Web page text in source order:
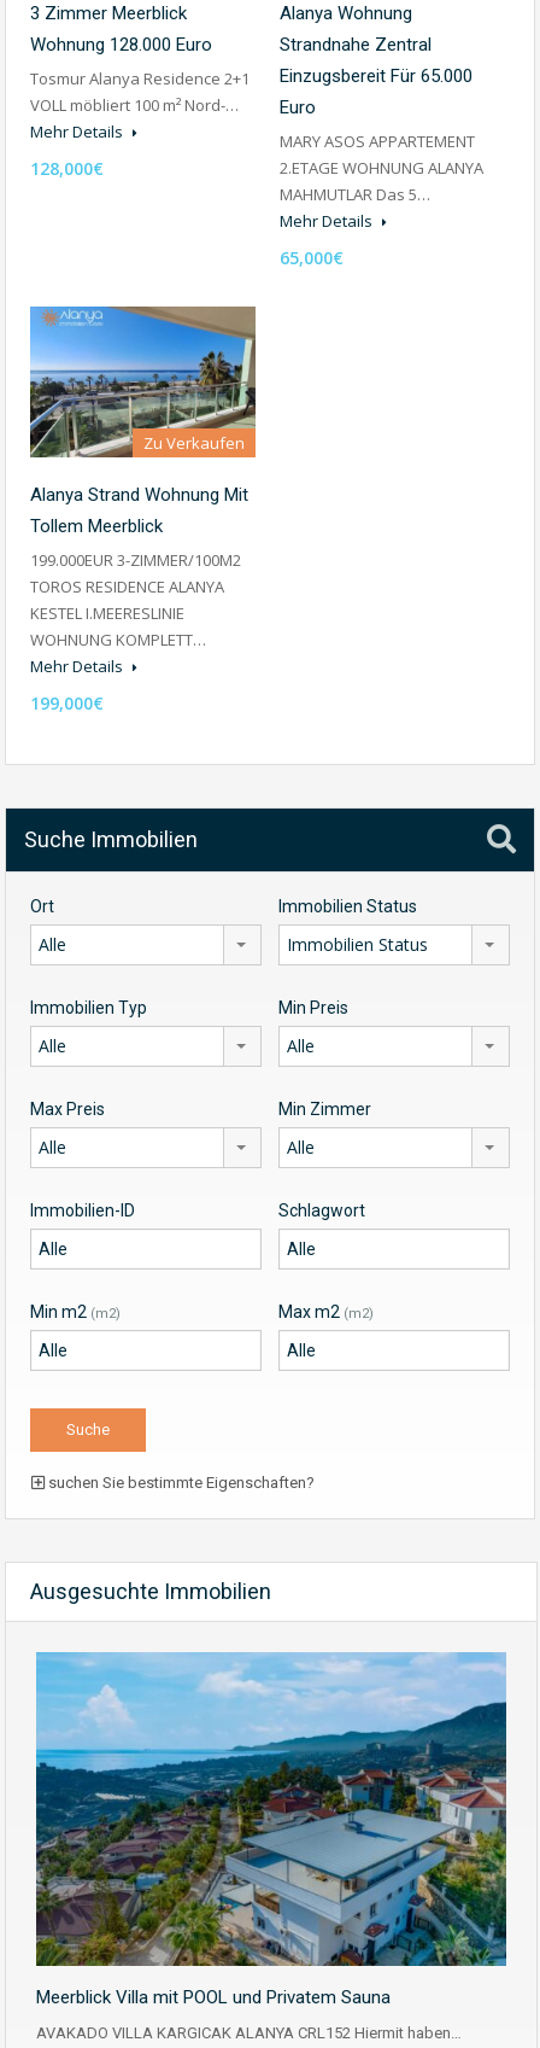
3 Zimmer Meerblick
Wohnung 128.000 Euro
Tosmur Alanya Residence 2+1
VOLL möbliert 100 m² Nord-…
Mehr Details
128,000€
Alanya Wohnung
Strandnahe Zentral
Einzugsbereit Für 65.000
Euro
MARY ASOS APPARTEMENT
2.ETAGE WOHNUNG ALANYA
MAHMUTLAR Das 5…
Mehr Details
65,000€
Zu Verkaufen
Alanya Strand Wohnung Mit
Tollem Meerblick
199.000EUR 3-ZIMMER/100M2
TOROS RESIDENCE ALANYA
KESTEL I.MEERESLINIE
WOHNUNG KOMPLETT…
Mehr Details
199,000€
Suche Immobilien
Ort
Alle
Immobilien Status
Immobilien Status
Immobilien Typ
Alle
Min Preis
Alle
Max Preis
Alle
Min Zimmer
Alle
Immobilien-ID Schlagwort
Min m2 (m2) Max m2 (m2)
suchen Sie bestimmte Eigenschaften?
Ausgesuchte Immobilien
Meerblick Villa mit POOL und Privatem Sauna
AVAKADO VILLA KARGICAK ALANYA CRL152 Hiermit haben…